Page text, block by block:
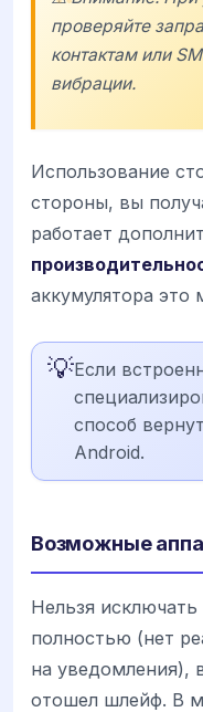
проверяйте
контактам или
вибрации.
Использование
стороны, вы
работает
аккумулятора
💡Если
способ
Android.
Возможные
Нельзя
полностью (нет
на уведомления),
отошел шлейф. В